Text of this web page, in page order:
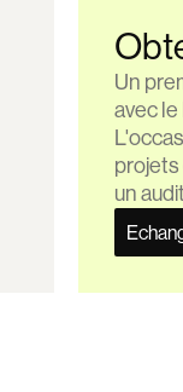
Un
avec
projets
un